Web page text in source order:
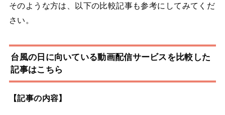
そのような方は、以下の比較記事も参考にしてみてくだ
さい。
台風の日に向いている動画配信サービスを比較した
記事はこちら
【記事の内容】